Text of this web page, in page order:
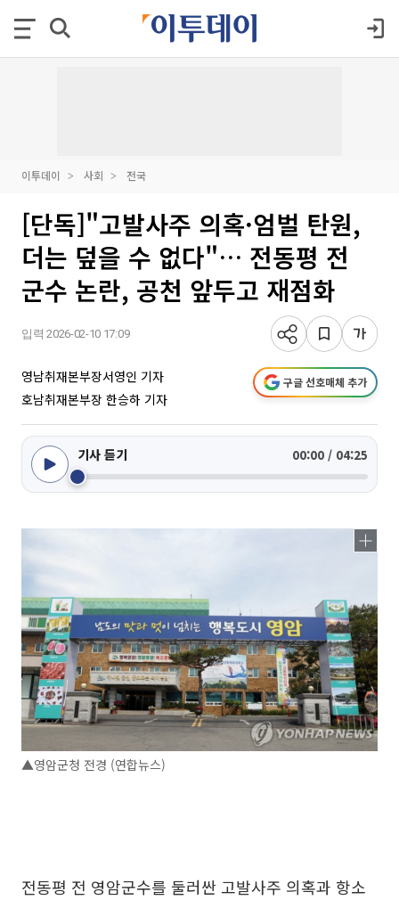
이투데이 사회 전국
[단독]"고발사주 의혹·엄벌 탄원,
더는 덮을 수 없다"… 전동평 전
군수 논란, 공천 앞두고 재점화
입력 2026-02-10 17:09
영남취재본부장서영인 기자
호남취재본부장 한승하 기자
구글 선호매체 추가
기사 듣기 00:00 / 04:25
▲영암군청 전경 (연합뉴스)
전동평 전 영암군수를 둘러싼 고발사주 의혹과 항소